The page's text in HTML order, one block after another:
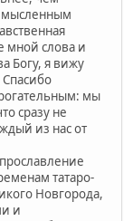
мысленным
мной слова и
Богу, я вижу
мы
сразу не
из нас от
татаро-
Новгорода,
и